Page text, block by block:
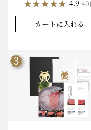
★★★★★
★★★★★ 4.9 40
カートに入れる